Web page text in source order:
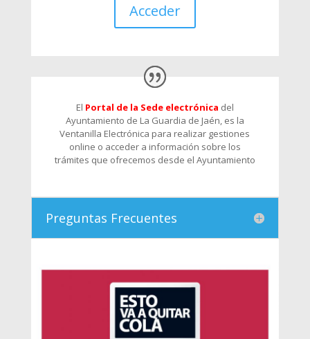
Acceder
El Portal de la Sede electrónica del
Ayuntamiento de La Guardia de Jaén, es la
Ventanilla Electrónica para realizar gestiones
online o acceder a información sobre los
trámites que ofrecemos desde el Ayuntamiento
Preguntas Frecuentes